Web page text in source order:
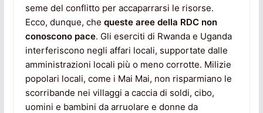
seme del conflitto per accaparrarsi le risorse.
Ecco, dunque, che queste aree della RDC non
conoscono pace. Gli eserciti di Rwanda e Uganda
interferiscono negli affari locali, supportate dalle
amministrazioni locali più o meno corrotte. Milizie
popolari locali, come i Mai Mai, non risparmiano le
scorribande nei villaggi a caccia di soldi, cibo,
uomini e bambini da arruolare e donne da